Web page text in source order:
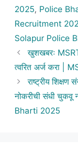
2025, Police
Recruitment
Solapur Police
खुशखबरः
त्वरित अर्ज करा |
राष्ट्रीय शिक्षण
नोकरीची संधी
Bharti 2025